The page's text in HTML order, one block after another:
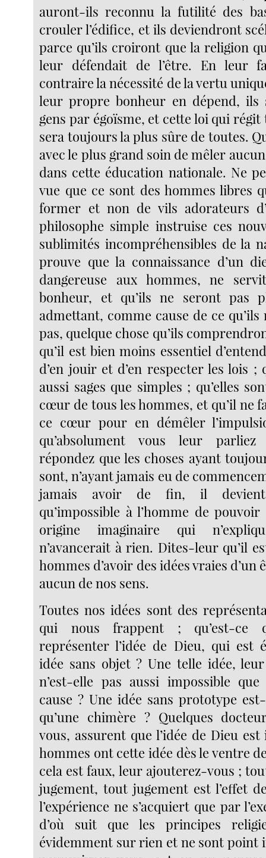
auront-ils reconnu la futilité des
crouler l’édifice, et ils deviendront
parce qu’ils croiront que la religion
leur défendait de l’être. En leur
contraire la nécessité de la vertu
leur propre bonheur en dépend, ils
gens par égoïsme, et cette loi qui régit
sera toujours la plus sûre de toutes.
avec le plus grand soin de mêler
dans cette éducation nationale. Ne
vue que ce sont des hommes libres
former et non de vils adorateurs
philosophe simple instruise ces
sublimités incompréhensibles de la
prouve que la connaissance d’un
dangereuse aux hommes, ne
bonheur, et qu’ils ne seront pas
admettant, comme cause de ce
pas, quelque chose qu’ils
qu’il est bien moins essentiel
d’en jouir et d’en respecter les lois ;
aussi sages que simples ; qu’elles
cœur de tous les hommes, et qu’il ne
ce cœur pour en démêler
qu’absolument vous leur parliez
répondez que les choses ayant
sont, n’ayant jamais eu de
jamais avoir de fin, il
qu’impossible à l’homme de
origine imaginaire qui
n’avancerait à rien. Dites-leur qu’il
hommes d’avoir des idées vraies d’un
aucun de nos sens.
Toutes nos idées sont des
qui nous frappent ; qu’est-ce
représenter l’idée de Dieu, qui est
idée sans objet ? Une telle idée,
n’est-elle pas aussi impossible
cause ? Une idée sans prototype
qu’une chimère ? Quelques
vous, assurent que l’idée de Dieu
hommes ont cette idée dès le ventre
cela est faux, leur ajouterez-vous ;
jugement, tout jugement est l’effet
l’expérience ne s’acquiert que par
d’où suit que les principes
évidemment sur rien et ne sont point